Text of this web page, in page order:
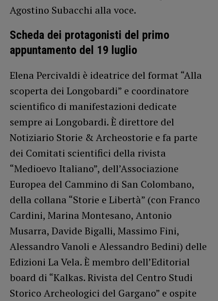
Agostino Subacchi alla voce.
Scheda dei protagonisti del primo
appuntamento del 19 luglio
Elena Percivaldi è ideatrice del format “Alla
scoperta dei Longobardi” e coordinatore
scientifico di manifestazioni dedicate
sempre ai Longobardi. È direttore del
Notiziario Storie & Archeostorie e fa parte
dei Comitati scientifici della rivista
“Medioevo Italiano”, dell’Associazione
Europea del Cammino di San Colombano,
della collana “Storie e Libertà” (con Franco
Cardini, Marina Montesano, Antonio
Musarra, Davide Bigalli, Massimo Fini,
Alessandro Vanoli e Alessandro Bedini) delle
Edizioni La Vela. È membro dell’Editorial
board di “Kalkas. Rivista del Centro Studi
Storico Archeologici del Gargano” e ospite